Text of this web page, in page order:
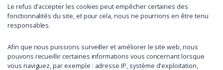
Le refus d'accepter les cookies peut empêcher certaines des
fonctionnalités du site, et pour cela, nous ne pourrions en être tenu
responsables.
Afin que nous puissions surveiller et améliorer le site web, nous
pouvons recueillir certaines informations vous concernant lorsque
vous naviguez, par exemple : adresse IP, système d'exploitation,